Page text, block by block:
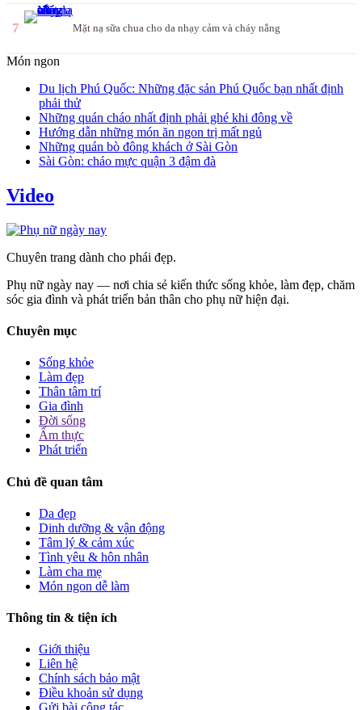
7 Mặt nạ sữa chua cho da nhạy cảm và cháy nắng
Món ngon
Du lịch Phú Quốc: Những đặc sản Phú Quốc bạn nhất định
phải thử
Những quán cháo nhất định phải ghé khi đông về
Hướng dẫn những món ăn ngon trị mất ngủ
Những quán bò đông khách ở Sài Gòn
Sài Gòn: cháo mực quận 3 đậm đà
Video
Chuyên trang dành cho phái đẹp.
Phụ nữ ngày nay — nơi chia sẻ kiến thức sống khỏe, làm đẹp, chăm
sóc gia đình và phát triển bản thân cho phụ nữ hiện đại.
Chuyên mục
Sống khỏe
Làm đẹp
Thân tâm trí
Gia đình
Đời sống
Ẩm thực
Phát triển
Chủ đề quan tâm
Da đẹp
Dinh dưỡng & vận động
Tâm lý & cảm xúc
Tình yêu & hôn nhân
Làm cha mẹ
Món ngon dễ làm
Thông tin & tiện ích
Giới thiệu
Liên hệ
Chính sách bảo mật
Điều khoản sử dụng